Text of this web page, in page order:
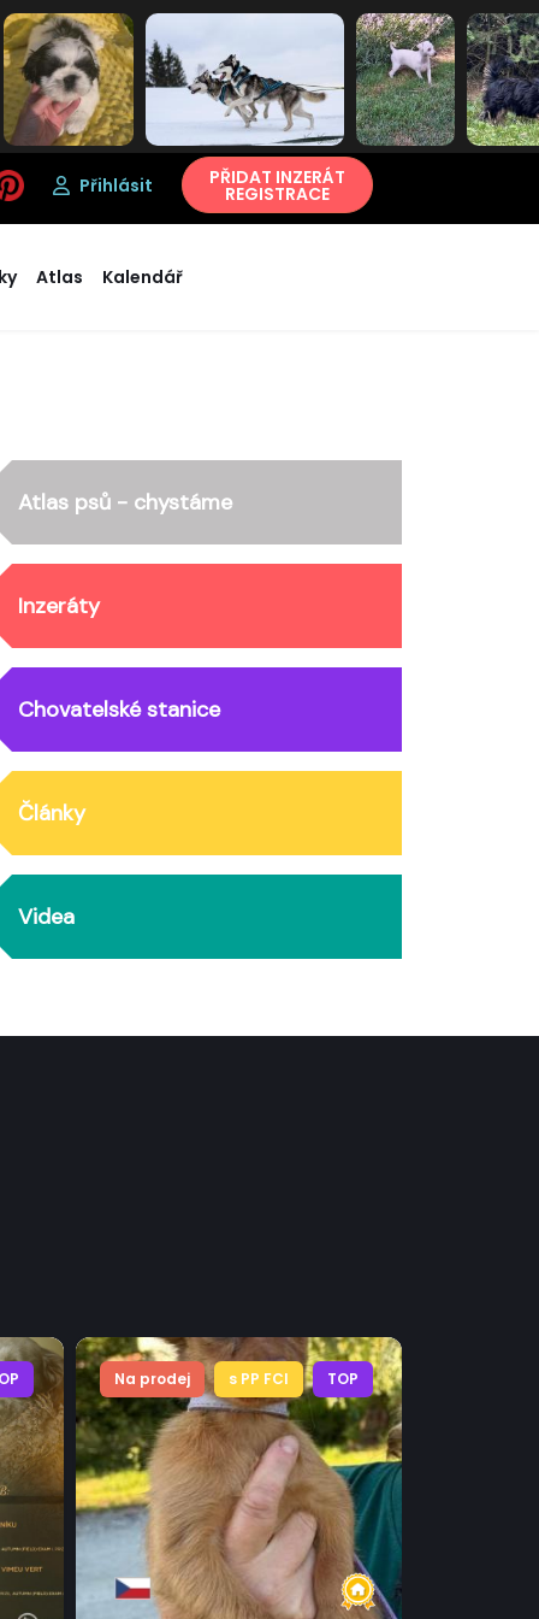
Přihlásit PŘIDAT INZERÁT
REGISTRACE
Atlas Kalendář
Atlas psů - chystáme
Inzeráty
Chovatelské stanice
Články
Videa
Na prodej s PP FCI TOP